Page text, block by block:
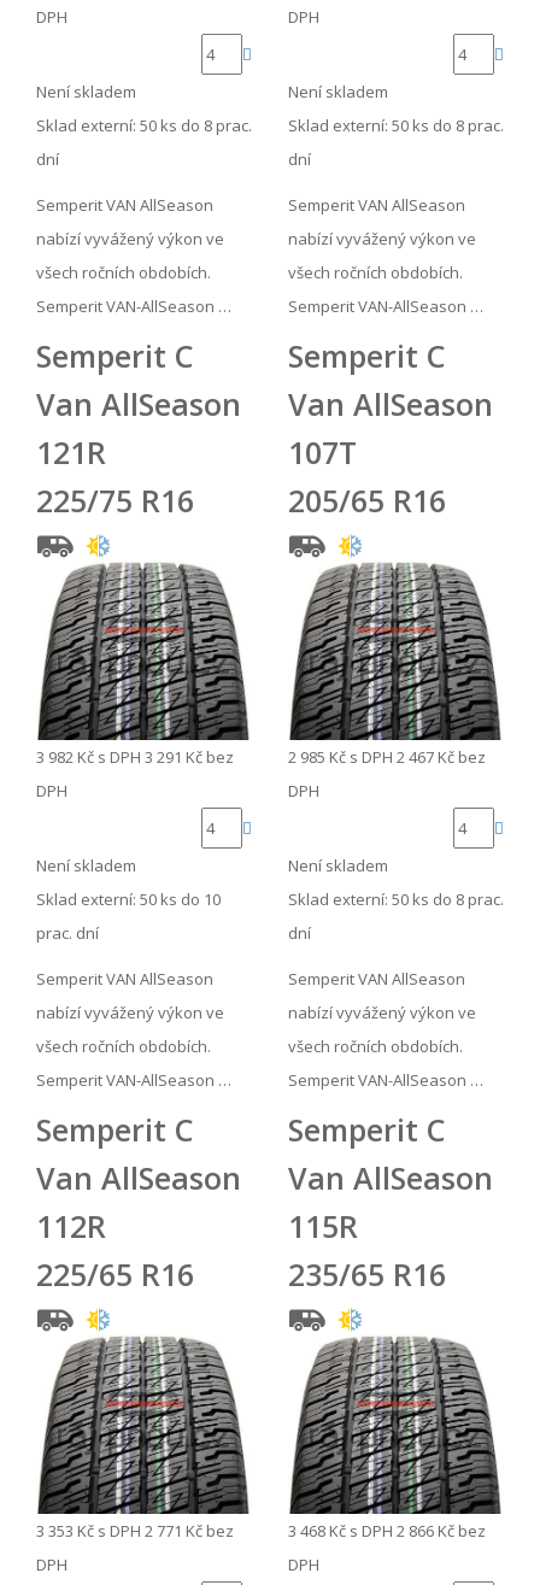
DPH
Není skladem
Sklad externí: 50 ks do 8 prac.
dní
Semperit VAN AllSeason
nabízí vyvážený výkon ve
všech ročních obdobích.
Semperit VAN-AllSeason …
DPH
Není skladem
Sklad externí: 50 ks do 8 prac.
dní
Semperit VAN AllSeason
nabízí vyvážený výkon ve
všech ročních obdobích.
Semperit VAN-AllSeason …
Semperit C
Van AllSeason
121R
225/75 R16
3 982 Kč s DPH 3 291 Kč bez
DPH
Není skladem
Sklad externí: 50 ks do 10
prac. dní
Semperit VAN AllSeason
nabízí vyvážený výkon ve
všech ročních obdobích.
Semperit VAN-AllSeason …
Semperit C
Van AllSeason
107T
205/65 R16
2 985 Kč s DPH 2 467 Kč bez
DPH
Není skladem
Sklad externí: 50 ks do 8 prac.
dní
Semperit VAN AllSeason
nabízí vyvážený výkon ve
všech ročních obdobích.
Semperit VAN-AllSeason …
Semperit C
Van AllSeason
112R
225/65 R16
3 353 Kč s DPH 2 771 Kč bez
DPH
Semperit C
Van AllSeason
115R
235/65 R16
3 468 Kč s DPH 2 866 Kč bez
DPH